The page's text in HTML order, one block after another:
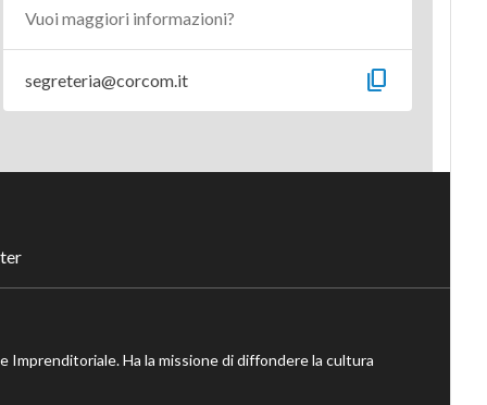
Vuoi maggiori informazioni?
segreteria@corcom.it content_copy
Ha la missione di diffondere la cultura